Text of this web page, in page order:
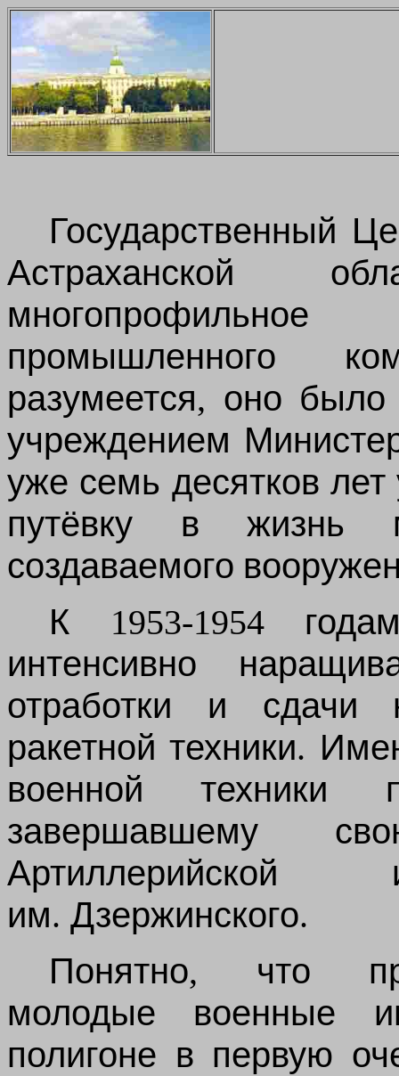
Государственный
Астраханской
многопрофильное
промышленного
разумеется, оно было
учреждением
уже семь десятков лет
путёвку
в жизнь
создаваемого
К 1953-1954
интенсивно
отработки
и сдачи
ракетной техники.
военной
техники
завершавшему
Артиллерийской
им. Дзержинского.
Понятно, что
молодые
военные
полигоне в первую